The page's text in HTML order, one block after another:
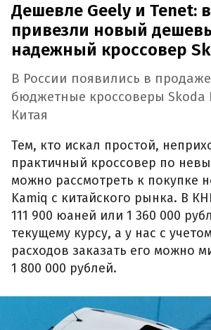
Дешевле Geely и Tenet:
привезли новый
надежный кроссовер
В России появились в
бюджетные кроссоверы Skoda
Китая
Тем, кто искал простой,
практичный кроссовер по
можно рассмотреть к покупке
Kamiq с китайского рынка. В
111 900 юаней или 1 360 000
текущему курсу, а у нас с
расходов заказать его можно
1 800 000 рублей.